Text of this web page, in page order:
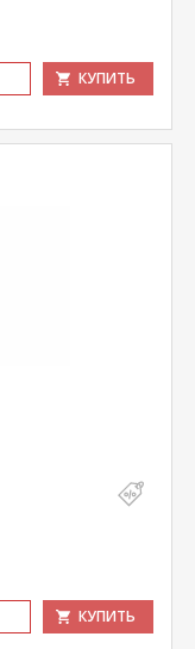
КУПИТЬ
КУПИТЬ